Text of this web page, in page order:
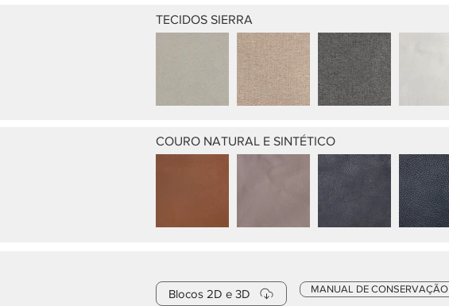
TECIDOS SIERRA
COURO NATURAL E SINTÉTICO
Blocos 2D e 3D MANUAL DE CONSERVAÇÃO